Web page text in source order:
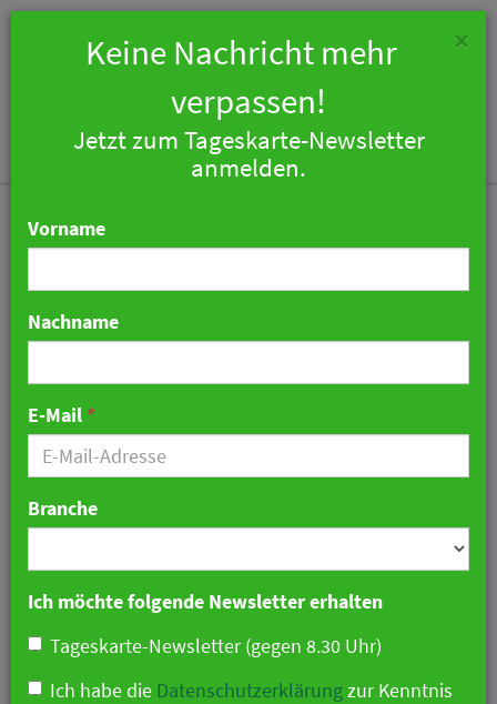
Scheelehof in Stralsund
soll nach Insolvenz
wieder eröffnen
×
Keine Nachricht mehr
verpassen!
Jetzt zum Tageskarte-Newsletter
anmelden.
Vorname
Nachname
E-Mail *
Branche
Ich möchte folgende Newsletter erhalten
Tageskarte-Newsletter (gegen 8.30 Uhr)
Ich habe die Datenschutzerklärungzur Kenntnis